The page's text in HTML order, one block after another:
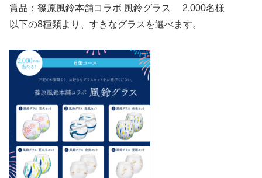
賞品：篠原風鈴本舗コラボ 風鈴グラス 2,000名様
以下の8種類より、すきなグラスを選べます。